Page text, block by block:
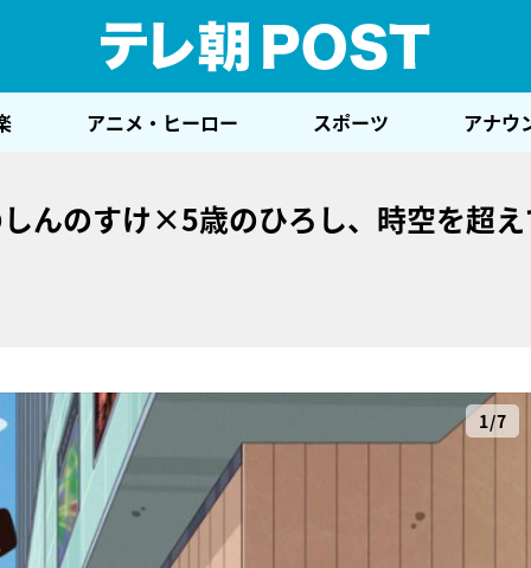
アニメ・ヒーロー スポーツ アナウ
んのすけ×5歳のひろし、時空を超
1/7